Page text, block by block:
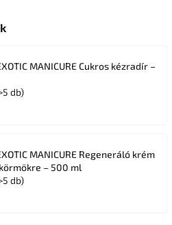
MANICURE Cukros kézradír –
db)
MANICURE Regeneráló krém
– 500 ml
db)